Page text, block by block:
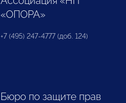
«ОПОРА»
+7 (495) 247-4777 (доб. 124)
Бюро по защите прав